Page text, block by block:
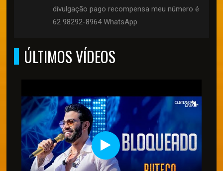
divulgação pago recompensa meu número é
62 98292-8964 WhatsApp
ÚLTIMOS VÍDEOS